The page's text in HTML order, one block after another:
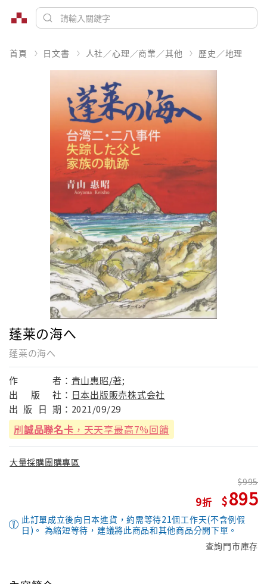
首頁 日文書 人社／心理／商業／其他 歷史／地理
蓬莱の海へ
蓬莱の海へ
作 者： 青山惠昭/著;
出
版 社： 日本出版販売株式会社
出 版 日 期： 2021/09/29
刷誠品聯名卡 ，天天享最高7%回饋
大量採購團購專區
9
995
895
此訂單成立後向日本進貨，約需等待21個工作天(不含例假
日)。 為縮短等待，建議將此商品和其他商品分開下單。
查詢門市庫存